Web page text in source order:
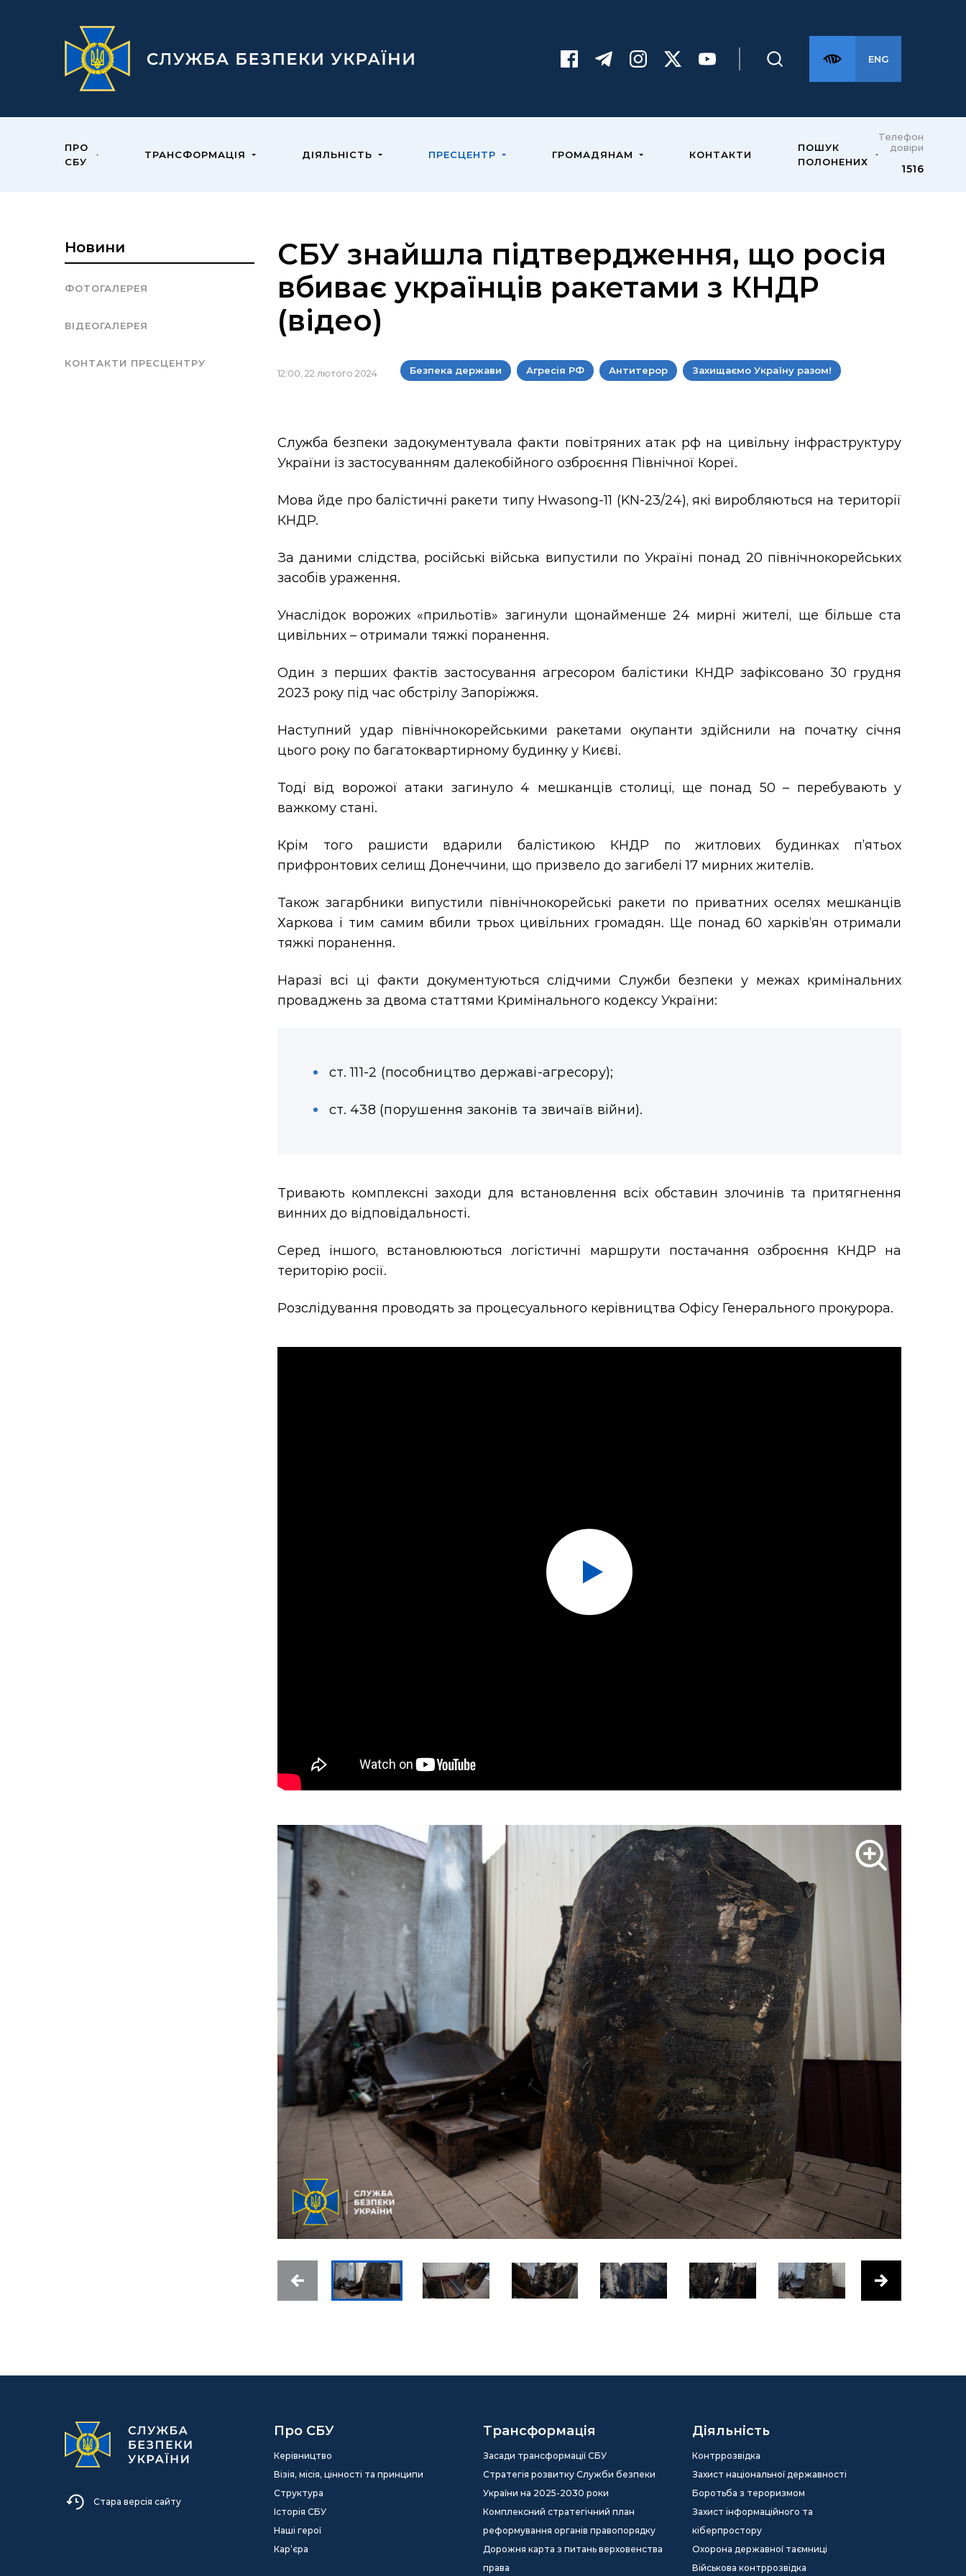
ENG
ПРО
СБУ
ТРАНСФОРМАЦІЯ ДІЯЛЬНІСТЬ ПРЕСЦЕНТР ГРОМАДЯНАМ КОНТАКТИ
ПОШУК
ПОЛОНЕНИХ
Телефон
довіри
1516
Новини
ФОТОГАЛЕРЕЯ
ВІДЕОГАЛЕРЕЯ
КОНТАКТИ ПРЕСЦЕНТРУ
СБУ знайшла підтвердження, що росія
вбиває українців ракетами з КНДР
(відео)
12:00, 22 лютого 2024 Безпека держави Агресія РФ Антитерор Захищаємо Україну разом!
Служба безпеки задокументувала факти повітряних атак рф на цивільну інфраструктуру
України із застосуванням далекобійного озброєння Північної Кореї.
Мова йде про балістичні ракети типу Hwasong-11 (KN-23/24), які виробляються на території
КНДР.
За даними слідства, російські війська випустили по Україні понад 20 північнокорейських
засобів ураження.
Унаслідок ворожих «прильотів» загинули щонайменше 24 мирні жителі, ще більше ста
цивільних – отримали тяжкі поранення.
Один з перших фактів застосування агресором балістики КНДР зафіксовано 30 грудня
2023 року під час обстрілу Запоріжжя.
Наступний удар північнокорейськими ракетами окупанти здійснили на початку січня
цього року по багатоквартирному будинку у Києві.
Тоді від ворожої атаки загинуло 4 мешканців столиці, ще понад 50 – перебувають у
важкому стані.
Крім того рашисти вдарили балістикою КНДР по житлових будинках п’ятьох
прифронтових селищ Донеччини, що призвело до загибелі 17 мирних жителів.
Також загарбники випустили північнокорейські ракети по приватних оселях мешканців
Харкова і тим самим вбили трьох цивільних громадян. Ще понад 60 харків’ян отримали
тяжкі поранення.
Наразі всі ці факти документуються слідчими Служби безпеки у межах кримінальних
проваджень за двома статтями Кримінального кодексу України:
ст. 111-2 (пособництво державі-агресору);
ст. 438 (порушення законів та звичаїв війни).
Тривають комплексні заходи для встановлення всіх обставин злочинів та притягнення
винних до відповідальності.
Серед іншого, встановлюються логістичні маршрути постачання озброєння КНДР на
територію росії.
Розслідування проводять за процесуального керівництва Офісу Генерального прокурора.
Стара версія сайту
Про СБУ
Керівництво
Візія, місія, цінності та принципи
Структура
Історія СБУ
Наші герої
Кар’єра
Трансформація
Засади трансформації СБУ
Стратегія розвитку Служби безпеки
України на 2025-2030 роки
Комплексний стратегічний план
реформування органів правопорядку
Дорожня карта з питань верховенства
права
Діяльність
Контррозвідка
Захист національної державності
Боротьба з тероризмом
Захист інформаційного та
кіберпростору
Охорона державної таємниці
Військова контррозвідка